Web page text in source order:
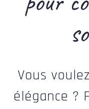
Vous
élégance ?